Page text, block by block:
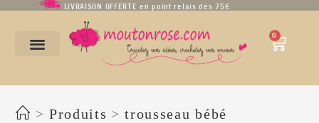
LIVRAISON OFFERTE en point relais dès 75€
0
> Produits > trousseau bébé